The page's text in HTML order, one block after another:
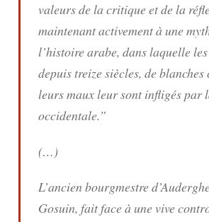
valeurs de la critique et de la
maintenant activement à une
l’histoire arabe, dans laquelle
depuis treize siècles, de
leurs maux leur sont infligés par
occidentale.”
(…)
L’ancien bourgmestre
Gosuin, fait face à une vive